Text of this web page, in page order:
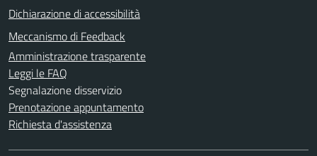
Dichiarazione di accessibilità
Meccanismo di Feedback
Amministrazione trasparente
Leggi le FAQ
Segnalazione disservizio
Prenotazione appuntamento
Richiesta d'assistenza